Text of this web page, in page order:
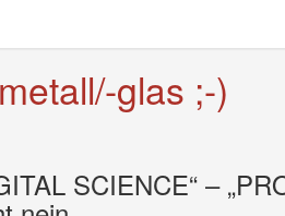
glas ;-)
SCIENCE“ –